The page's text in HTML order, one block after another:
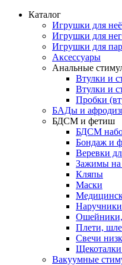
Каталог
Игрушки для неё
Игрушки для
Игрушки для
Аксессуары
Анальные
Втулки и
Втулки и
Пробки
БАДы и
БДСМ и фетиш
БДСМ
Бондаж и
Веревки
Зажимы на
Кляпы
Маски
Ошейники,
Плети,
Свечи
Вакуумные